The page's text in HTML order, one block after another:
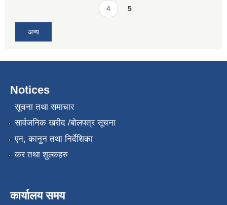
4 5
अन्य
Notices
सूचना तथा समाचार
सार्वजनिक खरीद /बोलपत्र सूचना
एन, कानुन तथा निर्देशिका
कर तथा शुल्कहरु
कार्यालय समय